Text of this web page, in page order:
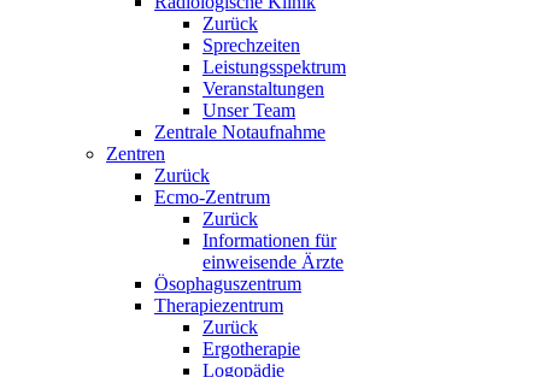
Zurück
Sprechzeiten
Leistungsspektrum
Veranstaltungen
Unser Team
Zentrale Notaufnahme
Zentren
Zurück
Ecmo-Zentrum
Zurück
Informationen für
einweisende Ärzte
Ösophaguszentrum
Therapiezentrum
Zurück
Ergotherapie
Logopädie